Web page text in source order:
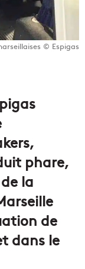
© Espigas
phare,
la
de
dans le